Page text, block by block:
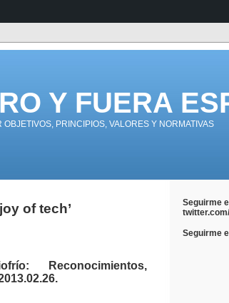
Y FUERA
OBJETIVOS, PRINCIPIOS, VALORES Y NORMATIVAS
of tech’
Reconocimientos,
Seguirme
Seguirme